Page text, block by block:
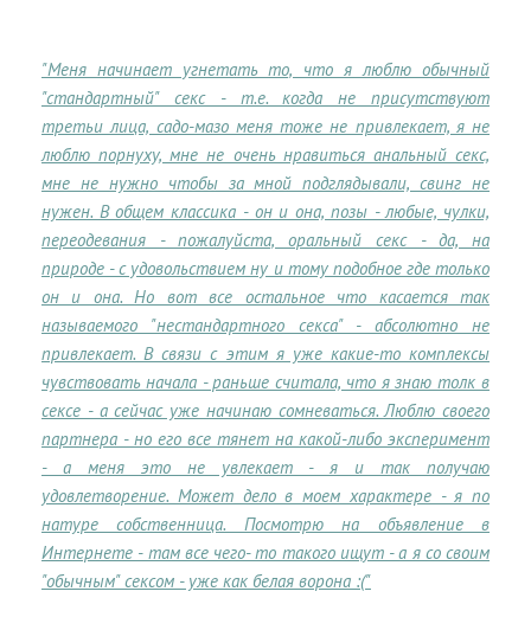
"Меня начинает угнетать то, что я люблю обычный
"стандартный" секс - т.е. когда не присутствуют
третьи лица, садо-мазо меня тоже не привлекает, я не
люблю порнуху, мне не очень нравиться анальный секс,
мне не нужно чтобы за мной подглядывали, свинг не
нужен. В общем классика - он и она, позы - любые, чулки,
переодевания - пожалуйста, оральный секс - да, на
природе - с удовольствием ну и тому подобное где только
он и она. Но вот все остальное что касается так
называемого "нестандартного секса" - абсолютно не
привлекает. В связи с этим я уже какие-то комплексы
чувствовать начала - раньше считала, что я знаю толк в
сексе - а сейчас уже начинаю сомневаться. Люблю своего
партнера - но его все тянет на какой-либо эксперимент
- а меня это не увлекает - я и так получаю
удовлетворение. Может дело в моем характере - я по
натуре собственница. Посмотрю на объявление в
Интернете - там все чего- то такого ищут - а я со своим
"обычным" сексом - уже как белая ворона :("